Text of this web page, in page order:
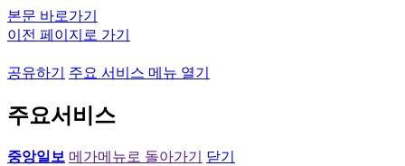
본문 바로가기
이전 페이지로 가기
공유하기 주요 서비스 메뉴 열기
주요서비스
중앙일보 메가메뉴로 돌아가기
닫기